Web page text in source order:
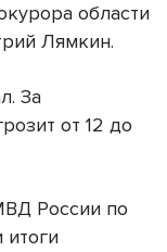
области
Лямкин.
За
от 12 до
России по